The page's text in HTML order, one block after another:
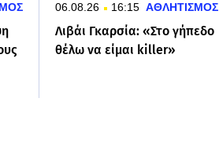
06.08.26 16:15 ΑΘΛΗΤΙΣΜΟΣ
Λιβάι Γκαρσία: «Στο γήπεδο
θέλω να είμαι killer»